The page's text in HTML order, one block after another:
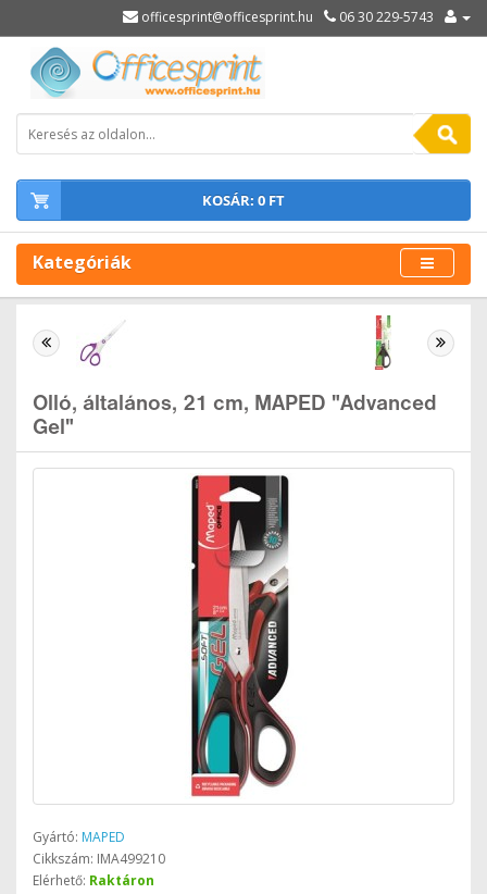
officesprint@officesprint.hu 06 30 229-5743
KOSÁR: 0 FT
Kategóriák
Olló, általános, 21 cm, MAPED "Advanced
Gel"
Gyártó: MAPED
Cikkszám: IMA499210
Elérhető: Raktáron